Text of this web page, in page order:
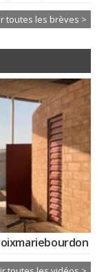
toutes les brèves >